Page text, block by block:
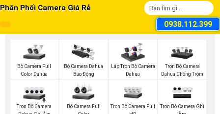
Phân Phối Camera Giá Rẻ
0938.112.399
Bộ Camera Full
Color Dahua
Bộ Camera Dahua
Báo Động
Lắp Trọn Bộ Camera
Dahua
Trọn Bộ Camera
Dahua Chống Trộm
Trọn Bộ Camera
Bộ Camera Full
Trọn Bộ Camera Full
Trọn Bộ Camera Ghi